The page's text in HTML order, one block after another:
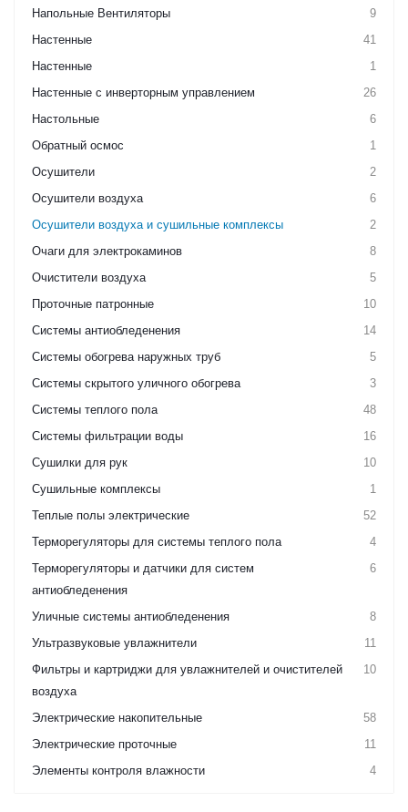
Напольные Вентиляторы
9
Настенные
41
Настенные
1
Настенные с инверторным управлением
26
Настольные
6
Обратный осмос
1
Осушители
2
Осушители воздуха
6
Осушители воздуха и сушильные комплексы
2
Очаги для электрокаминов
8
Очистители воздуха
5
Проточные патронные
10
Системы антиобледенения
14
Системы обогрева наружных труб
5
Системы скрытого уличного обогрева
3
Системы теплого пола
48
Системы фильтрации воды
16
Сушилки для рук
10
Сушильные комплексы
1
Теплые полы электрические
52
Терморегуляторы для системы теплого пола
4
Терморегуляторы и датчики для систем
антиобледенения
6
Уличные системы антиобледенения
8
Ультразвуковые увлажнители
11
Фильтры и картриджи для увлажнителей и очистителей
воздуха
10
Электрические накопительные
58
Электрические проточные
11
Элементы контроля влажности
4